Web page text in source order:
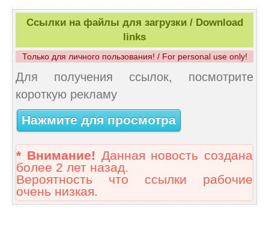
Ссылки на файлы для загрузки / Download
links
Только для личного пользования! / For personal use only!
Для получения ссылок, посмотрите
короткую рекламу
Нажмите для просмотра
* Внимание! Данная новость создана
более 2 лет назад.
Вероятность что ссылки рабочие
очень низкая.